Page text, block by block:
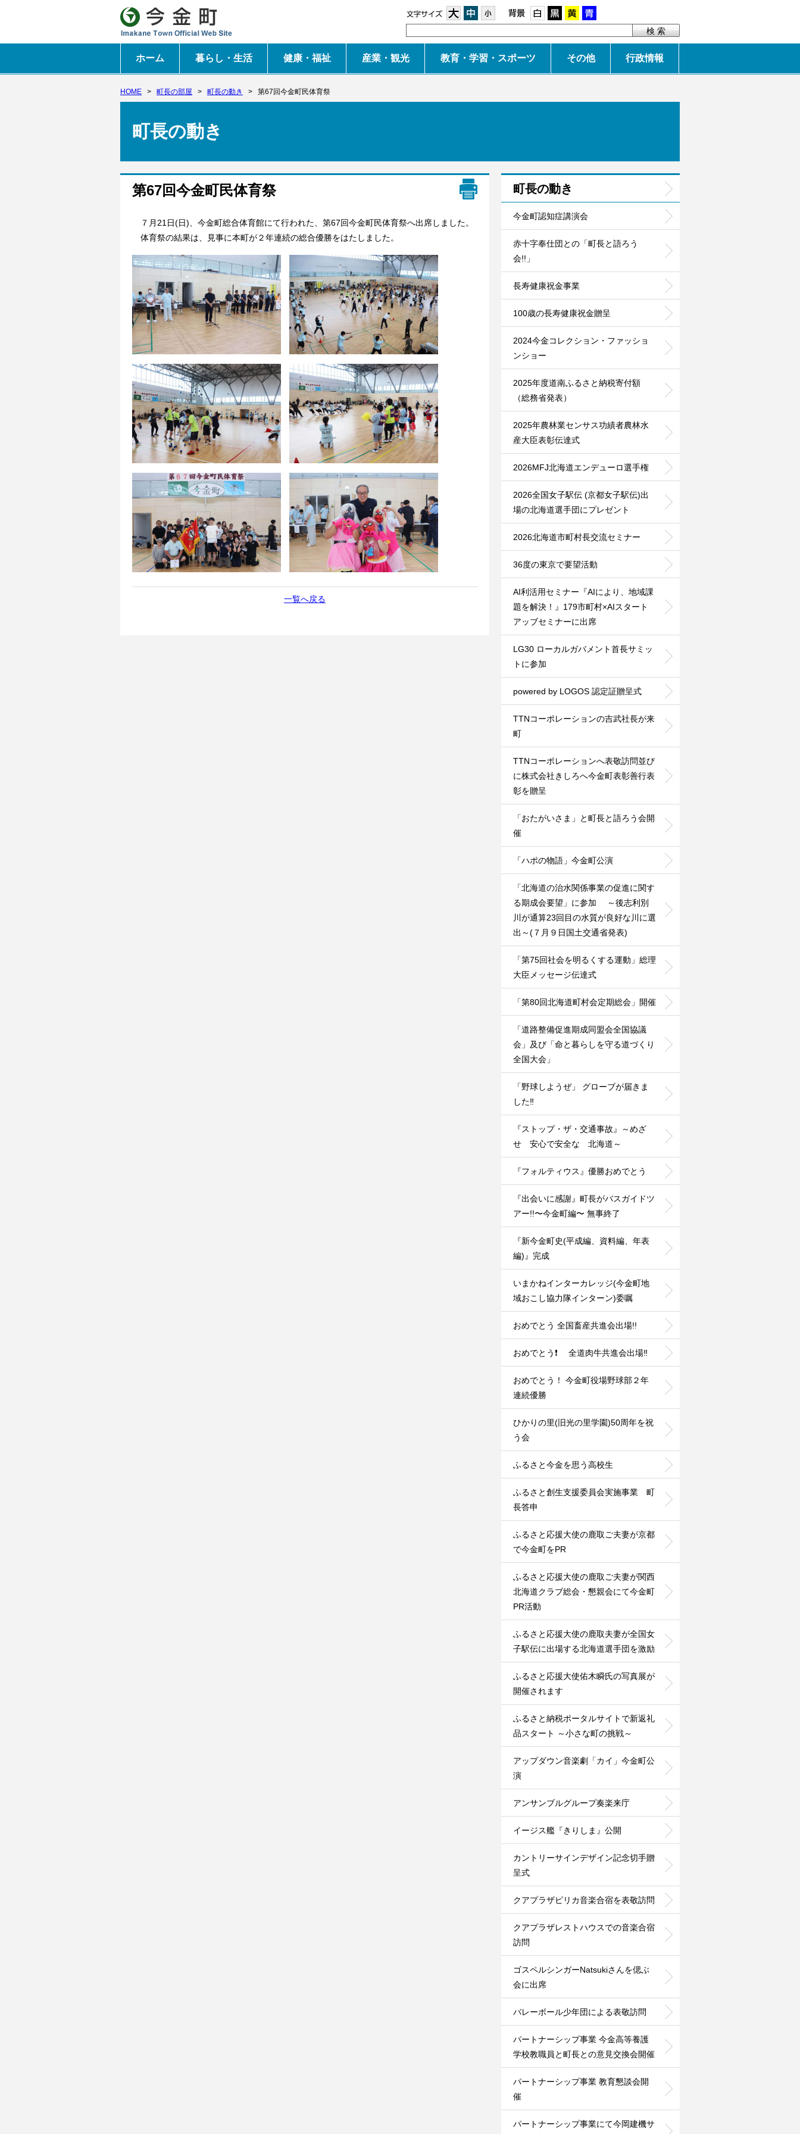
大 中 白 黒 黄
ホーム 暮らし・生活 健康・福祉 産業・観光 教育・学習・スポーツ その他 行政情報
HOME > 町長の部屋 > 町長の動き > 第67回今金町民体育祭
町長の動き
第67回今金町民体育祭
７月21日(日)、今金町総合体育館にて行われた、第67回今金町民体育祭へ出席しました。
体育祭の結果は、見事に本町が２年連続の総合優勝をはたしました。
一覧へ戻る
町長の動き
今金町認知症講演会
赤十字奉仕団との「町長と語ろう
会!!」
長寿健康祝金事業
100歳の長寿健康祝金贈呈
2024今金コレクション・ファッショ
ンショー
2025年度道南ふるさと納税寄付額
（総務省発表）
2025年農林業センサス功績者農林水
産大臣表彰伝達式
2026MFJ北海道エンデューロ選手権
2026全国女子駅伝 (京都女子駅伝)出
場の北海道選手団にプレゼント
2026北海道市町村長交流セミナー
36度の東京で要望活動
AI利活用セミナー『AIにより、地域課
題を解決！』179市町村×AIスタート
アッブセミナーに出席
LG30 ローカルガバメント首長サミッ
トに参加
powered by LOGOS 認定証贈呈式
TTNコーポレーションの吉武社長が来
町
TTNコーポレーションへ表敬訪問並び
に株式会社きしろへ今金町表彰善行表
彰を贈呈
「おたがいさま」と町長と語ろう会開
催
「ハポの物語」今金町公演
「北海道の治水関係事業の促進に関す
る期成会要望」に参加 ～後志利別
川が通算23回目の水質が良好な川に選
出～(７月９日国土交通省発表)
「第75回社会を明るくする運動」総理
大臣メッセージ伝達式
「第80回北海道町村会定期総会」開催
「道路整備促進期成同盟会全国協議
会」及び「命と暮らしを守る道づくり
全国大会」
「野球しようぜ」 グローブが届きま
した‼️
『ストップ・ザ・交通事故』～めざ
せ 安心で安全な 北海道～
『フォルティウス』優勝おめでとう
『出会いに感謝』町長がバスガイドツ
アー!!〜今金町編〜 無事終了
『新今金町史(平成編、資料編、年表
編)』完成
いまかねインターカレッジ(今金町地
域おこし協力隊インターン)委嘱
おめでとう 全国畜産共進会出場!!
おめでとう❗ 全道肉牛共進会出場‼️
おめでとう！ 今金町役場野球部２年
連続優勝
ひかりの里(旧光の里学園)50周年を祝
う会
ふるさと今金を思う高校生
ふるさと創生支援委員会実施事業 町
長答申
ふるさと応援大使の鹿取ご夫妻が京都
で今金町をPR
ふるさと応援大使の鹿取ご夫妻が関西
北海道クラブ総会・懇親会にて今金町
PR活動
ふるさと応援大使の鹿取夫妻が全国女
子駅伝に出場する北海道選手団を激励
ふるさと応援大使佑木瞬氏の写真展が
開催されます
ふるさと納税ポータルサイトで新返礼
品スタート ～小さな町の挑戦～
アップダウン音楽劇「カイ」今金町公
演
アンサンブルグループ奏楽来庁
イージス艦『きりしま』公開
カントリーサインデザイン記念切手贈
呈式
クアプラザピリカ音楽合宿を表敬訪問
クアプラザレストハウスでの音楽合宿
訪問
ゴスペルシンガーNatsukiさんを偲ぶ
会に出席
バレーボール少年団による表敬訪問
パートナーシップ事業 今金高等養護
学校教職員と町長との意見交換会開催
パートナーシップ事業 教育懇談会開
催
パートナーシップ事業にて今岡建機サ